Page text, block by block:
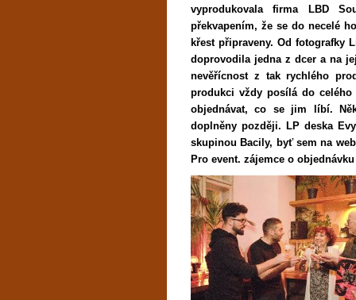
vyprodukovala firma LBD
překvapením, že se do necelé
křest připraveny. Od fotografky
doprovodila jedna z dcer a na
nevěřícnost z tak rychlého
produkci vždy posílá do
objednávat, co se jim líbí.
doplněny později. LP deska
skupinou Bacily, byť sem na
Pro event. zájemce o